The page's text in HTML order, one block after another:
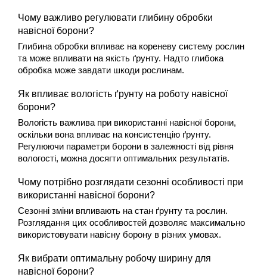
Чому важливо регулювати глибину обробки
навісної борони?
Глибина обробки впливає на кореневу систему рослин
та може впливати на якість ґрунту. Надто глибока
обробка може завдати шкоди рослинам.
Як впливає вологість ґрунту на роботу навісної
борони?
Вологість важлива при використанні навісної борони,
оскільки вона впливає на консистенцію ґрунту.
Регулюючи параметри борони в залежності від рівня
вологості, можна досягти оптимальних результатів.
Чому потрібно розглядати сезонні особливості при
використанні навісної борони?
Сезонні зміни впливають на стан ґрунту та рослин.
Розглядання цих особливостей дозволяє максимально
використовувати навісну борону в різних умовах.
Як вибрати оптимальну робочу ширину для
навісної борони?